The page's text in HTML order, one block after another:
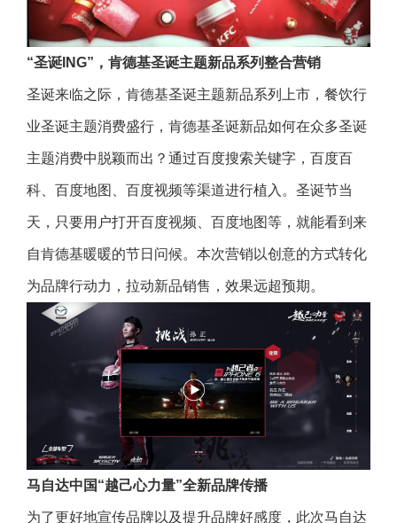
“圣诞ING”，肯德基圣诞主题新品系列整合营销
圣诞来临之际，肯德基圣诞主题新品系列上市，餐饮行
业圣诞主题消费盛行，肯德基圣诞新品如何在众多圣诞
主题消费中脱颖而出？通过百度搜索关键字，百度百
科、百度地图、百度视频等渠道进行植入。圣诞节当
天，只要用户打开百度视频、百度地图等，就能看到来
自肯德基暖暖的节日问候。本次营销以创意的方式转化
为品牌行动力，拉动新品销售，效果远超预期。
马自达中国“越己心力量”全新品牌传播
为了更好地宣传品牌以及提升品牌好感度，此次马自达